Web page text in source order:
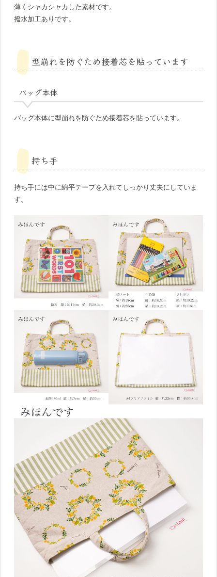
薄くシャカシャカした素材です。
撥水加工ありです。
型崩れを防ぐため接着芯を貼っています
バッグ本体
バッグ本体に型崩れを防ぐため接着芯を貼っています。
持ち手
持ち手には中に綿平テープを入れてしっかり丈夫にしていま
す。